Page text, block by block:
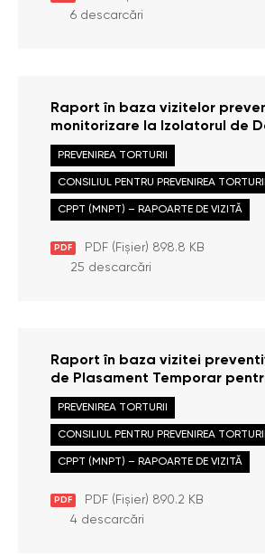
6 descarcări
Raport în baza vizitelor
monitorizare la Izolatorul de
Provizorie din cadrul
Poliție Soroca, efectuate la
ianuarie 2025 și 23 iunie 2025
PDF PDF (Fișier) 898.8 KB
PREVENIREA TORTURII
CONSILIUL PENTRU PREVENIREA
CPPT (MNPT) – RAPOARTE DE VIZITĂ
25 descarcări
Raport în baza vizitei
de Plasament Temporar
cu Dizabilități, municipiul
la data de 29 mai 2025
PDF PDF (Fișier) 890.2 KB
PREVENIREA TORTURII
CONSILIUL PENTRU PREVENIREA
CPPT (MNPT) – RAPOARTE DE VIZITĂ
4 descarcări